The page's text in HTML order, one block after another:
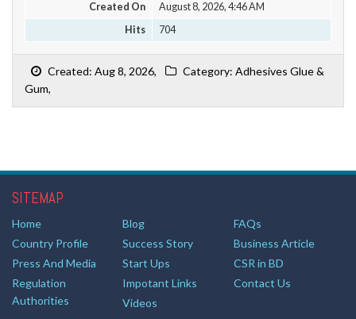
Created On
August 8, 2026, 4:46 AM
Hits
704
Created: Aug 8, 2026,
Category: Adhesives Glue &
Gum,
SITEMAP
Home Blog
FAQs
Country Profile
Success Story
Business Article
Press And Media
Start Ups
CSR in BD
Regulation
Authorities
Impotant Links
Contact Us
Videos